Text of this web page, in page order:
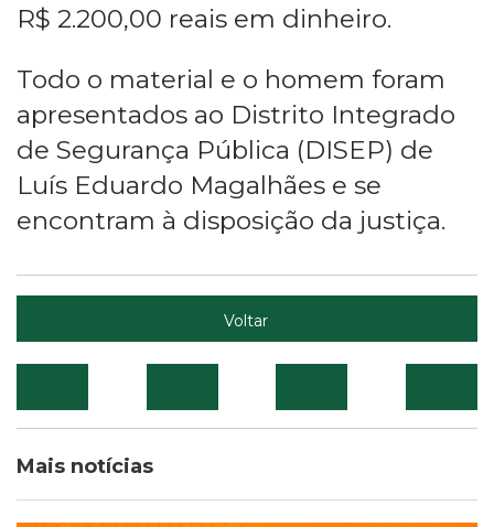
R$ 2.200,00 reais em dinheiro.
Todo o material e o homem foram
apresentados ao Distrito Integrado
de Segurança Pública (DISEP) de
Luís Eduardo Magalhães e se
encontram à disposição da justiça.
Voltar
Mais notícias